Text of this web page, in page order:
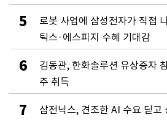
5
로봇 사업에 삼성전자가 직접
틱스·에스피지 수혜 기대감
6
김동관, 한화솔루션 유상증자
주 취득
7 삼전닉스, 견조한 AI 수요 딛고